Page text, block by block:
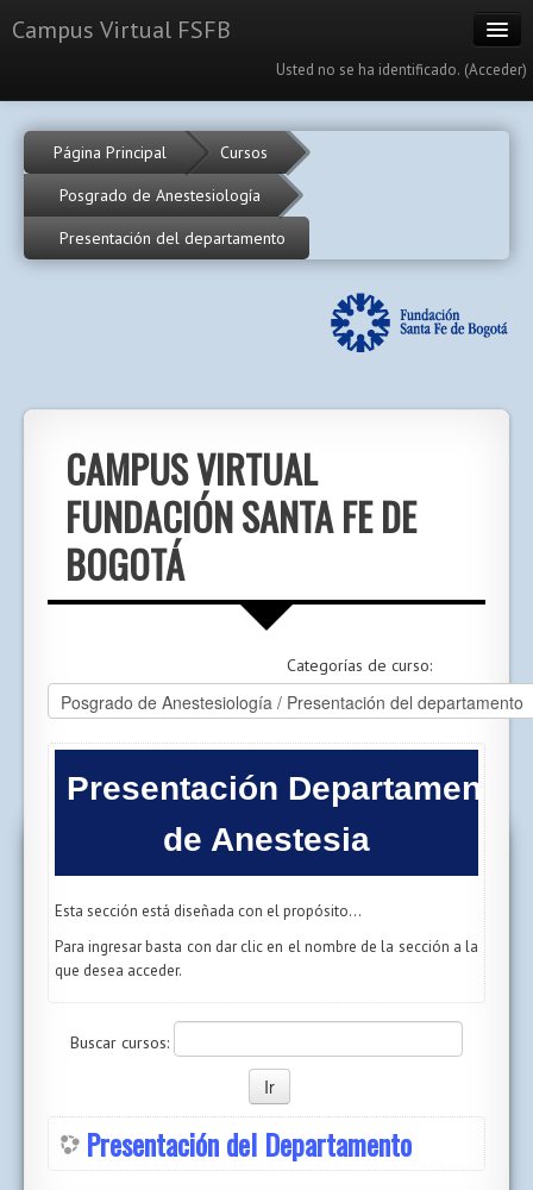
Campus Virtual FSFB
Usted no se ha identificado. (Acceder)
Calendario
Español Colombiano (es_co)
Página Principal
Cursos
Posgrado de Anestesiología
Presentación del departamento
CAMPUS VIRTUAL
FUNDACIÓN SANTA FE DE
BOGOTÁ
Categorías de curso:
Presentación Departamento
de Anestesia
Esta sección está diseñada con el propósito...
Para ingresar basta con dar clic en el nombre de la sección a la
que desea acceder.
Buscar cursos:
Presentación del Departamento